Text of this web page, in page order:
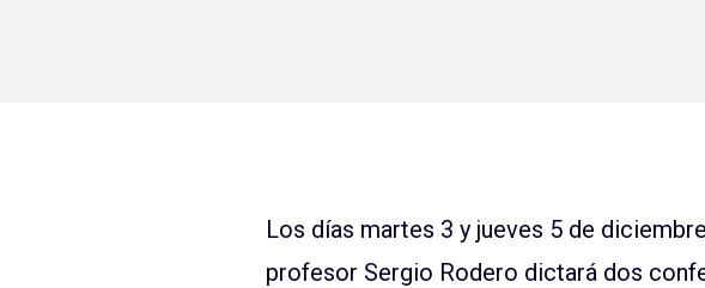
Los días martes 3 y jueves 5 de
profesor Sergio Rodero dictará dos